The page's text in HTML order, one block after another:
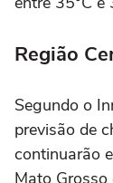
Região
Segundo o
previsão de
continuarão
Mato